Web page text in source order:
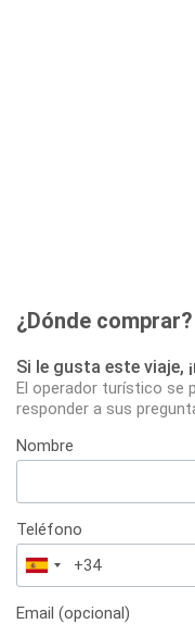
¿Dónde comprar?
Si le gusta este viaje,
El operador turístico se
responder a sus
Nombre
Teléfono
España
+34
Email (opcional)